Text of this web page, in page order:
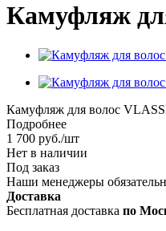
Камуфляж
Камуфляж для волос
Подробнее
1 700 руб./шт
Нет в наличии
Под заказ
Наши менеджеры
Доставка
Бесплатная доставка по